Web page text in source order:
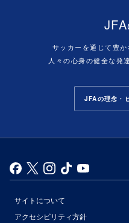
サッカーを通じて豊か
人々の心身の健全な発
JFAの理念・
サイトについて
アクセシビリティ方針